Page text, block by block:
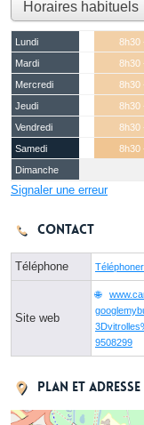
Lundi 8h30
Mardi
8h30
Mercredi
8h30
Jeudi
8h30
Vendredi
8h30
Samedi
8h30
Dimanche
Signaler une erreur
Contact
Téléphone
Site web
9508299
Plan et adresse